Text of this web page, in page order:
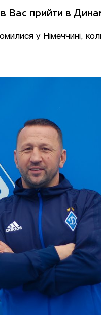
Вас прийти в
у Німеччині,